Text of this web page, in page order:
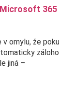
365
v omylu, že
jiná –